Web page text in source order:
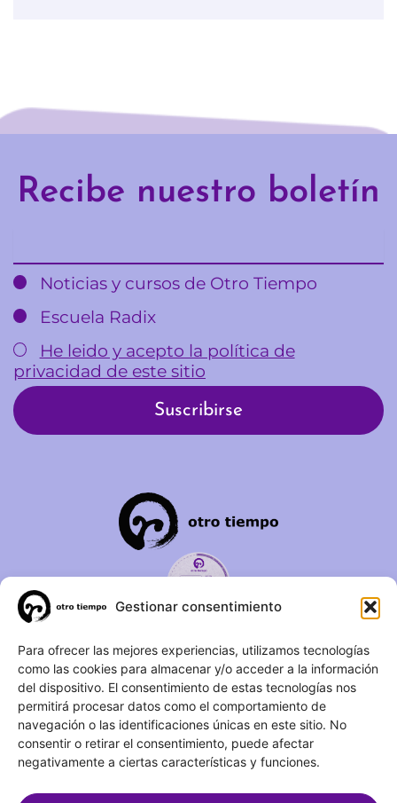
Gestionar consentimiento
Para ofrecer las mejores experiencias, utilizamos tecnologías
como las cookies para almacenar y/o acceder a la información
del dispositivo. El consentimiento de estas tecnologías nos
permitirá procesar datos como el comportamiento de
navegación o las identificaciones únicas en este sitio. No
consentir o retirar el consentimiento, puede afectar
negativamente a ciertas características y funciones.
Recibe nuestro boletín
Noticias y cursos de Otro Tiempo
Escuela Radix
He leido y acepto la política de
privacidad de este sitio
C/ Duque de Fernán Núñez,
2 – 1ºA 28012 – Madrid
(+34) 623 183 283
info@otrotiempo.org